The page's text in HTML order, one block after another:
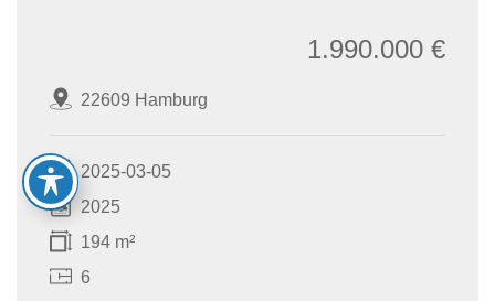
22609 Hamburg
1.990.000 €
2025-03-05
2025
194 m²
6